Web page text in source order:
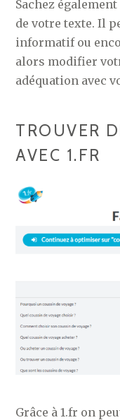
Sachez
de votre texte. Il
informatif ou
alors modifier
adéquation avec
TROUVER
AVEC 1.FR
Grâce à 1.fr on